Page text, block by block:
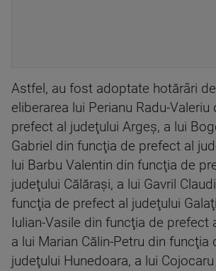
Astfel, au fost adoptate hotărâri
eliberarea lui Perianu Radu-
prefect al judeţului Argeş, a lui
Gabriel din funcţia de prefect al
lui Barbu Valentin din funcţia de
judeţului Călăraşi, a lui Gavril
funcţia de prefect al judeţului
Iulian-Vasile din funcţia de prefect
a lui Marian Călin-Petru din funcţia
judeţului Hunedoara, a lui